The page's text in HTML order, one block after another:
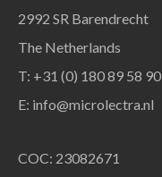
2992 SR Barendrecht
The Netherlands
T: +31 (0) 180 89 58 90
E: info@microlectra.nl
COC: 23082671